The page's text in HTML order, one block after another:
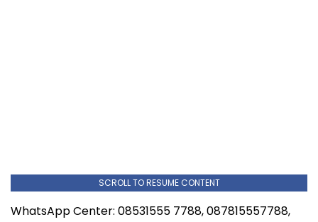
SCROLL TO RESUME CONTENT
WhatsApp Center: 08531555 7788, 087815557788,